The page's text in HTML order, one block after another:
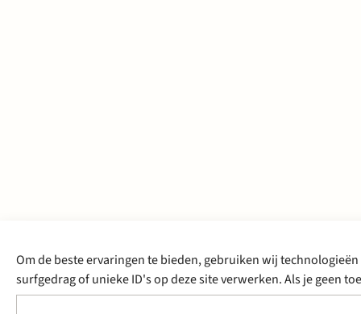
Om de beste ervaringen te bieden, gebruiken wij
surfgedrag of unieke ID's op deze site verwerken. Als je geen